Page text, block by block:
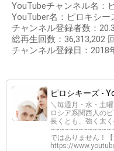
YouTubeチャンネル名：
YouTuber名：ピロキシー
チャンネル登録者数：
総再生回数：36,313,202
チャンネル登録日：2018
ピロシキーズ -
＼毎週月・水・土
ロシア系関西人の
長くとも、強く太く
ではありません！
https://